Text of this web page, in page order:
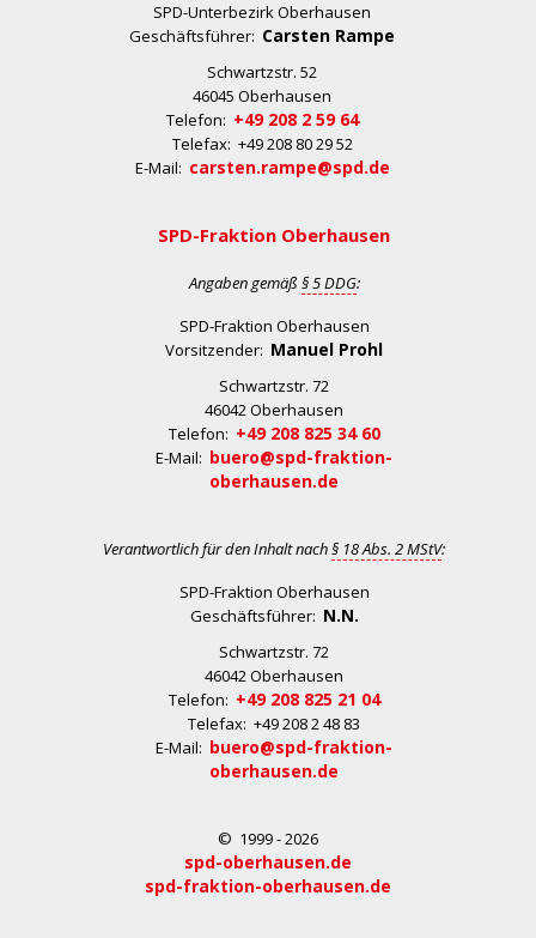
SPD-Unterbezirk Oberhausen
Geschäftsführer: Carsten Rampe
Schwartzstr. 52
46045 Oberhausen
Telefon: +49 208 2 59 64
Telefax: +49 208 80 29 52
E-Mail: carsten.rampe@spd.de
SPD-Fraktion Oberhausen
Angaben gemäß § 5 DDG:
SPD-Fraktion Oberhausen
Vorsitzender: Manuel Prohl
Schwartzstr. 72
46042 Oberhausen
Telefon: +49 208 825 34 60
E-Mail: buero@spd-fraktion-
oberhausen.de
Verantwortlich für den Inhalt nach§ 18 Abs. 2 MStV:
SPD-Fraktion Oberhausen
Geschäftsführer: N.N.
Schwartzstr. 72
46042 Oberhausen
Telefon: +49 208 825 21 04
Telefax: +49 208 2 48 83
E-Mail: buero@spd-fraktion-
oberhausen.de
© 1999 - 2026
spd-oberhausen.de
spd-fraktion-oberhausen.de